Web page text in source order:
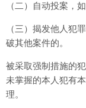
（二）自动投案，
（三）揭发他人犯
破其他案件的。
被采取强制措施的
未掌握的本人犯有
理。